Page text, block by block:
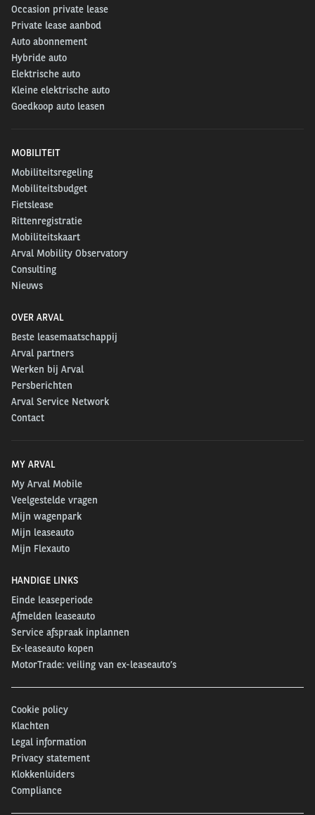
Occasion private lease
Private lease aanbod
Auto abonnement
Hybride auto
Elektrische auto
Kleine elektrische auto
Goedkoop auto leasen
MOBILITEIT
Mobiliteitsregeling
Mobiliteitsbudget
Fietslease
Rittenregistratie
Mobiliteitskaart
Arval Mobility Observatory
Consulting
Nieuws
OVER ARVAL
Beste leasemaatschappij
Arval partners
Werken bij Arval
Persberichten
Arval Service Network
Contact
MY ARVAL
My Arval Mobile
Veelgestelde vragen
Mijn wagenpark
Mijn leaseauto
Mijn Flexauto
HANDIGE LINKS
Einde leaseperiode
Afmelden leaseauto
Service afspraak inplannen
Ex-leaseauto kopen
MotorTrade: veiling van ex-leaseauto’s
Cookie policy
Klachten
Legal information
Privacy statement
Klokkenluiders
Compliance